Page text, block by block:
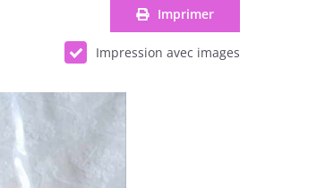
Imprimer
Impression avec images